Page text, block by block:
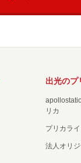
出光のプ
リカ
プリカラ
法人オリ